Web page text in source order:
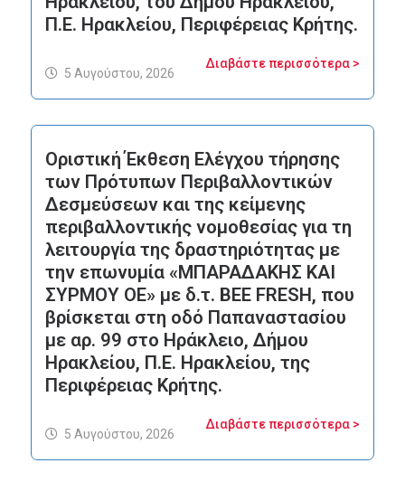
Π.Ε. Ηρακλείου, Περιφέρειας Κρήτης.
Διαβάστε περισσότερα >
5 Αυγούστου, 2026
Οριστική Έκθεση Ελέγχου τήρησης
των Πρότυπων Περιβαλλοντικών
Δεσμεύσεων και της κείμενης
περιβαλλοντικής νομοθεσίας για τη
λειτουργία της δραστηριότητας με
την επωνυμία «ΜΠΑΡΑΔΑΚΗΣ ΚΑΙ
ΣΥΡΜΟΥ ΟΕ» με δ.τ. BEE FRESH, που
βρίσκεται στη οδό Παπαναστασίου
με αρ. 99 στο Ηράκλειο, Δήμου
Ηρακλείου, Π.Ε. Ηρακλείου, της
Περιφέρειας Κρήτης.
Διαβάστε περισσότερα >
5 Αυγούστου, 2026